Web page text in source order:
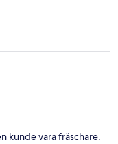
kunde vara fräschare.